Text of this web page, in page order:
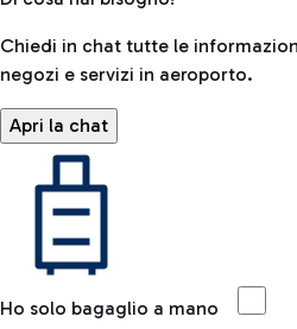
Chiedi in chat tutte le
negozi e servizi in aeroporto.
Apri la chat
Ho solo bagaglio a mano